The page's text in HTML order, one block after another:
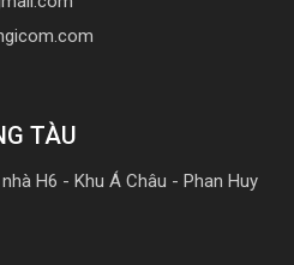
TÀU
H6 - Khu Á Châu - Phan Huy